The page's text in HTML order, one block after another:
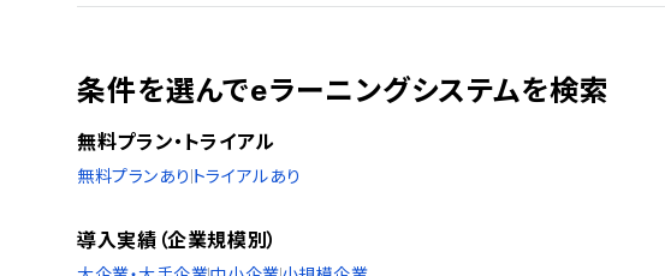
条件を選んでeラーニングシステムを検索
無料プラン・トライアル
無料プランあり トライアルあり
導入実績（企業規模別）